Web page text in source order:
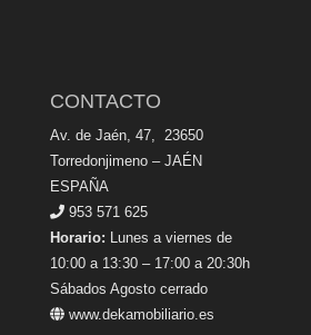
CONTACTO
Av. de Jaén, 47, 23650
Torredonjimeno – JAÉN
ESPAÑA
953 571 625
Horario: Lunes a viernes de
10:00 a 13:30 – 17:00 a 20:30h
Sábados Agosto cerrado
www.dekamobiliario.es